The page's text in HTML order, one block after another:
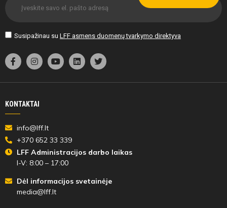
Susipažinau su LFF asmens duomenų tvarkymo direktyva
KONTAKTAI
info@lff.lt
+370 652 33 339
LFF Administracijos darbo laikas
I-V: 8:00 – 17:00
Dėl informacijos svetainėje
media@lff.lt